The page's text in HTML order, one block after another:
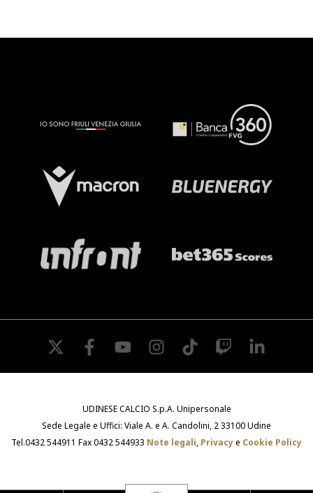
twitter facebookyoutube instagramtiktok twitch
UDINESE CALCIO S.p.A. Unipersonale
Sede Legale e Uffici: Viale A. e A. Candolini, 2 33100 Udine
Tel.0432 544911 Fax 0432 544933 Note legali, Privacye Cookie Policy